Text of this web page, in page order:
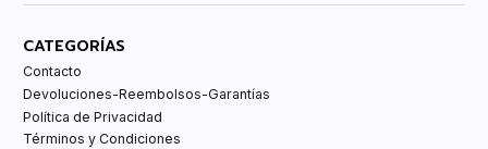
CATEGORÍAS
Contacto
Devoluciones-Reembolsos-Garantías
Política de Privacidad
Términos y Condiciones